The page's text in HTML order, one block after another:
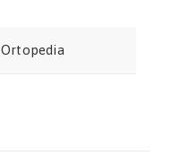
Ortopedia